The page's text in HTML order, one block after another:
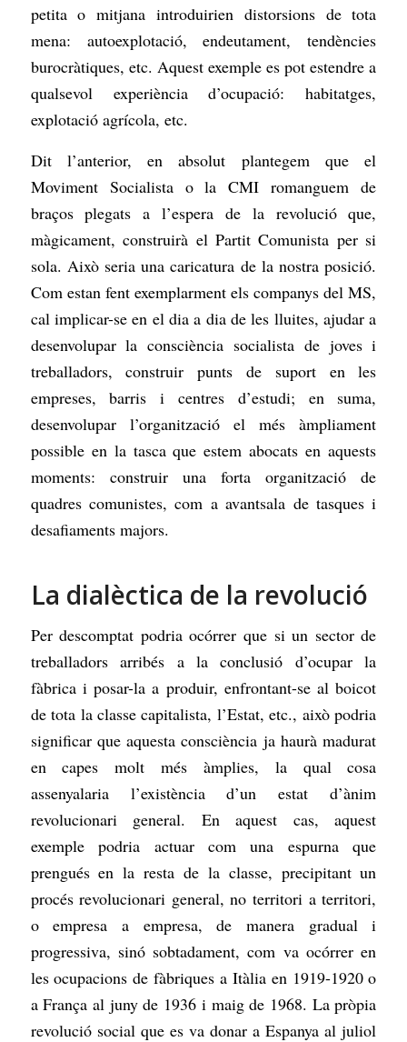
petita o mitjana introduirien distorsions de tota
mena: autoexplotació, endeutament, tendències
burocràtiques, etc. Aquest exemple es pot estendre a
qualsevol experiència d’ocupació: habitatges,
explotació agrícola, etc.
Dit l’anterior, en absolut plantegem que el
Moviment Socialista o la CMI romanguem de
braços plegats a l’espera de la revolució que,
màgicament, construirà el Partit Comunista per si
sola. Això seria una caricatura de la nostra posició.
Com estan fent exemplarment els companys del MS,
cal implicar-se en el dia a dia de les lluites, ajudar a
desenvolupar la consciència socialista de joves i
treballadors, construir punts de suport en les
empreses, barris i centres d’estudi; en suma,
desenvolupar l’organització el més àmpliament
possible en la tasca que estem abocats en aquests
moments: construir una forta organització de
quadres comunistes, com a avantsala de tasques i
desafiaments majors.
La dialèctica de la revolució
Per descomptat podria ocórrer que si un sector de
treballadors arribés a la conclusió d’ocupar la
fàbrica i posar-la a produir, enfrontant-se al boicot
de tota la classe capitalista, l’Estat, etc., això podria
significar que aquesta consciència ja haurà madurat
en capes molt més àmplies, la qual cosa
assenyalaria l’existència d’un estat d’ànim
revolucionari general. En aquest cas, aquest
exemple podria actuar com una espurna que
prengués en la resta de la classe, precipitant un
procés revolucionari general, no territori a territori,
o empresa a empresa, de manera gradual i
progressiva, sinó sobtadament, com va ocórrer en
les ocupacions de fàbriques a Itàlia en 1919-1920 o
a França al juny de 1936 i maig de 1968. La pròpia
revolució social que es va donar a Espanya al juliol